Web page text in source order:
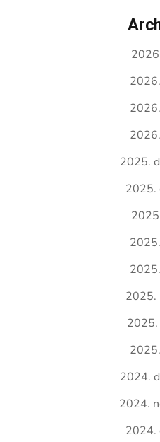
2025.
2025.
2025.
2025.
2024.
2024.
2024.